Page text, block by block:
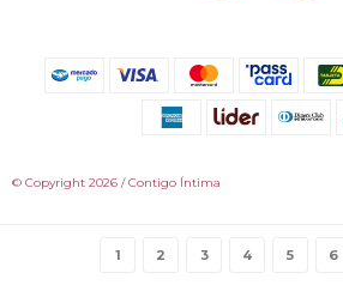
1 2 3 4 5 6
© Copyright 2026 / Contigo Íntima